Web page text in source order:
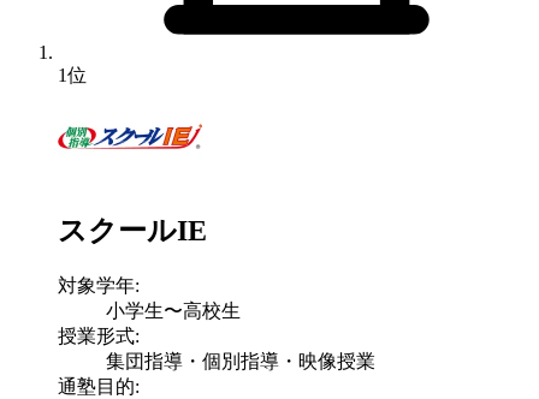
1位
スクールIE
対象学年:
小学生〜高校生
授業形式:
集団指導・個別指導・映像授業
通塾目的: